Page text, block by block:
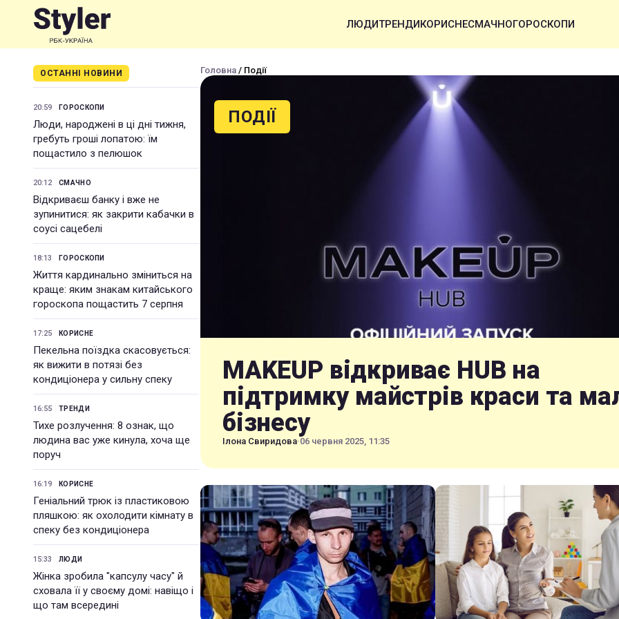
ЛЮДИТРЕНДИКОРИСНЕСМАЧНОГОРОСКОПИ
ОСТАННІ НОВИНИ
20:59 ГОРОСКОПИ
Люди, народжені в ці дні тижня,
гребуть гроші лопатою: їм
пощастило з пелюшок
20:12 СМАЧНО
Відкриваєш банку і вже не
зупинитися: як закрити кабачки в
соусі сацебелі
18:13 ГОРОСКОПИ
Життя кардинально зміниться на
краще: яким знакам китайського
гороскопа пощастить 7 серпня
17:25 КОРИСНЕ
Пекельна поїздка скасовується:
як вижити в потязі без
кондиціонера у сильну спеку
16:55 ТРЕНДИ
Тихе розлучення: 8 ознак, що
людина вас уже кинула, хоча ще
поруч
16:19 КОРИСНЕ
Геніальний трюк із пластиковою
пляшкою: як охолодити кімнату в
спеку без кондиціонера
15:33 ЛЮДИ
Жінка зробила "капсулу часу" й
сховала її у своєму домі: навіщо і
що там всередині
Головна / Події
ПОДІЇ
MAKEUP відкриває HUB на
підтримку майстрів краси та
бізнесу
Ілона Свиридова·06 червня 2025, 11:35